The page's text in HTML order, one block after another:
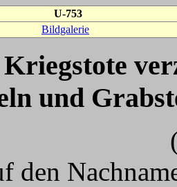
U-753
Bildgalerie
Kriegstote
und
den